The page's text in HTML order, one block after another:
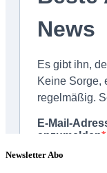
Newsletter Abo